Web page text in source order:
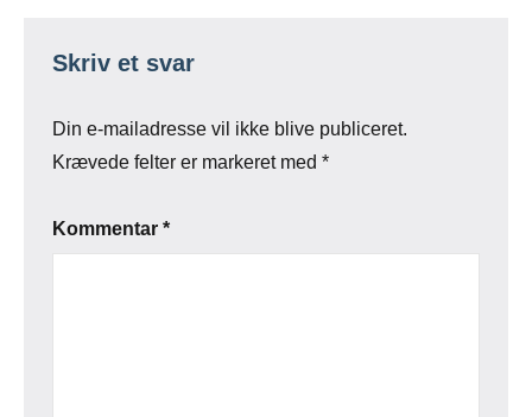
Skriv et svar
Din e-mailadresse vil ikke blive publiceret.
Krævede felter er markeret med *
Kommentar *